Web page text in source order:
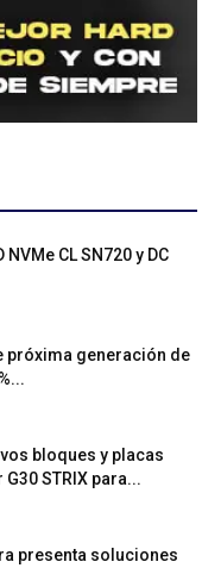
CL SN720 y DC
próxima generación de
bloques y placas
STRIX para...
presenta soluciones